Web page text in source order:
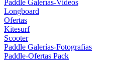
Paddle Galerías-Videos
Longboard
Ofertas
Kitesurf
Scooter
Paddle Galerías-Fotografias
Paddle-Ofertas Pack